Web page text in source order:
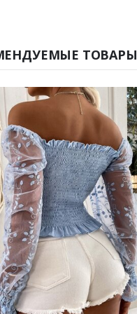
ТОВАРЫ